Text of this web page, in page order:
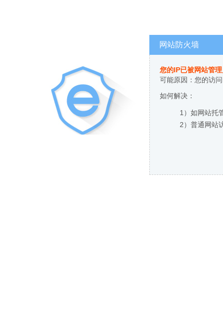
网站防火墙
您的IP已被网站管
可能原因：您的访
如何解决：
1）如网站托
2）普通网站